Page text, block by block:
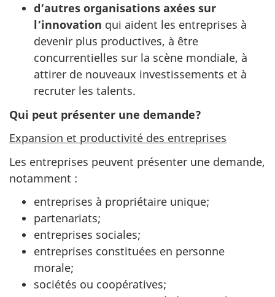
d’autres organisations axées sur
l’innovation qui aident les entreprises à
devenir plus productives, à être
concurrentielles sur la scène mondiale, à
attirer de nouveaux investissements et à
recruter les talents.
Qui peut présenter une demande?
Expansion et productivité des entreprises
Les entreprises peuvent présenter une demande,
notamment :
entreprises à propriétaire unique;
partenariats;
entreprises sociales;
entreprises constituées en personne
morale;
sociétés ou coopératives;